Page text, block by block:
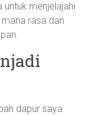
untuk menjelajahi
rasa dan
dapur saya